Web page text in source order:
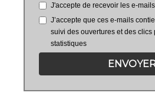
J'accepte de recevoir les e-
J’accepte que ces e-mails
suivi des ouvertures et des clics
statistiques